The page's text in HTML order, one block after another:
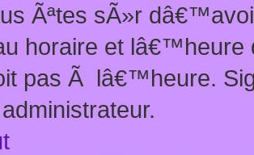
Ãªtes sÃ»r
horaire et
pas Ã lâ€™heure.